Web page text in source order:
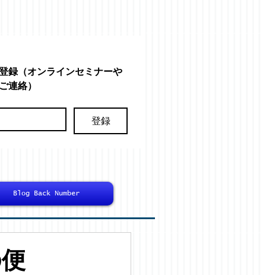
録（オンラインセミナーや
連絡）
登録
Blog Back Number